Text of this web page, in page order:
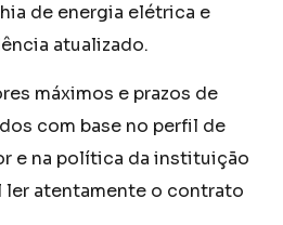
de energia elétrica e
atualizado.
máximos e prazos de
com base no perfil de
e na política da instituição
ler atentamente o contrato